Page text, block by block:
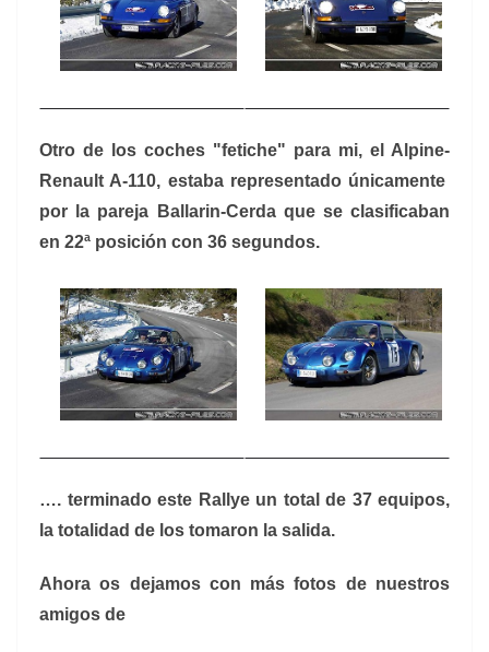
Otro de los coches "fetiche" para mi, el Alpine-
Renault A-110, estaba representado únicamente
por la pareja Ballarin-Cerda que se clasificaban
en 22ª posición con 36 segundos.
…. terminado este Rallye un total de 37 equipos,
la totalidad de los tomaron la salida.
Ahora os dejamos con más fotos de nuestros
amigos de